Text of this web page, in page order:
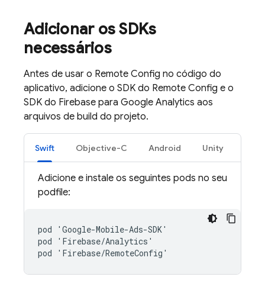
Adicionar os SDKs
necessários
Antes de usar o Remote Config no código do
aplicativo, adicione o SDK do Remote Config e o
SDK do Firebase para Google Analytics aos
arquivos de build do projeto.
Swift Objective-C Android Unity
Adicione e instale os seguintes pods no seu
podfile:
pod ' Google-Mobile-Ads-SDK'
pod
' Firebase/Analytics '
pod
' Firebase/RemoteConfig '